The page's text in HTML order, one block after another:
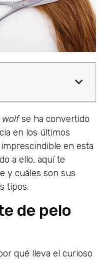
wolfse ha convertido
en los últimos
en esta
a ello, aquí te
y cuáles son sus
tipos.
de pelo
qué lleva el curioso